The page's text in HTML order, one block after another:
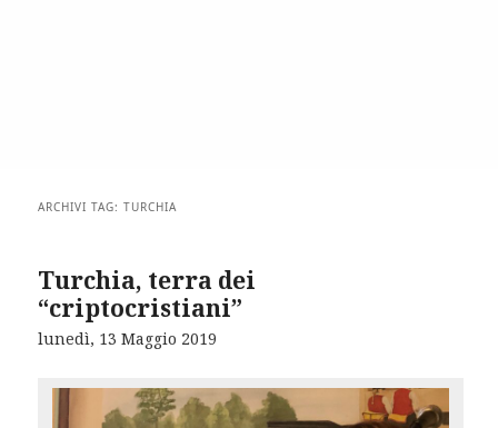
ARCHIVI TAG:TURCHIA
Turchia, terra dei
“criptocristiani”
lunedì, 13 Maggio 2019